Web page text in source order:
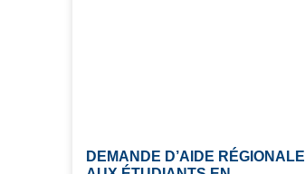
DEMANDE D’AIDE RÉGIONALE